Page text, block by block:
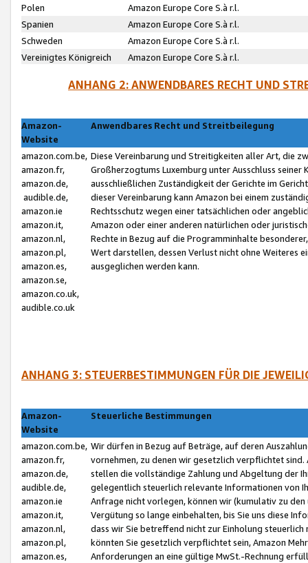
Polen
Amazon Europe Core S.à r.l.
Spanien
Amazon Europe Core S.à r.l.
Schweden
Amazon Europe Core S.à r.l.
Vereinigtes Königreich
Amazon Europe Core S.à r.l.
ANHANG 2: ANWENDBARES RECHT UND
Amazon-
Website
Anwendbares Recht und Streitbeilegung
amazon.com.be,
amazon.fr,
amazon.de,
audible.de,
amazon.ie
amazon.it,
amazon.nl,
amazon.pl,
amazon.es,
amazon.se,
amazon.co.uk,
audible.co.uk
Diese Vereinbarung und Streitigkeiten aller Art, die
Großherzogtums Luxemburg unter Ausschluss
ausschließlichen Zuständigkeit der Gerichte im
dieser Vereinbarung kann Amazon bei einem
Rechtsschutz wegen einer tatsächlichen oder
Amazon oder einer anderen natürlichen oder
Rechte in Bezug auf die Programminhalte
Wert darstellen, dessen Verlust nicht ohne Weiteres
ausgeglichen werden kann.
ANHANG 3: STEUERBESTIMMUNGEN FÜR DIE
Amazon-
Website
Steuerliche Bestimmungen
amazon.com.be,
amazon.fr,
amazon.de,
audible.de,
amazon.ie
amazon.it,
amazon.nl,
amazon.pl,
amazon.es,
Wir dürfen in Bezug auf Beträge, auf deren
vornehmen, zu denen wir gesetzlich verpflichtet
stellen die vollständige Zahlung und Abgeltung der
gelegentlich steuerlich relevante Informationen von
Anfrage nicht vorlegen, können wir (kumulativ zu
Vergütung so lange einbehalten, bis Sie uns diese
dass wir Sie betreffend nicht zur Einholung
könnten Sie gesetzlich verpflichtet sein, Amazon
Anforderungen an eine gültige MwSt.-Rechnung